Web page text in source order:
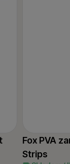
Fox PVA
Strips